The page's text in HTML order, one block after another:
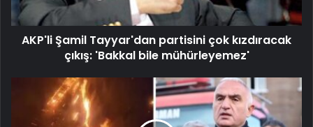
AKP'li Şamil Tayyar'dan partisini çok kızdıracak
çıkış: 'Bakkal bile mühürleyemez'